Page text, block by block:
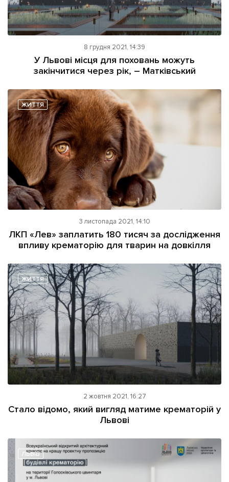
8 грудня 2021, 14:39
У Львові місця для поховань можуть
закінчитися через рік, – Матківський
ЖИТТЯ
3 листопада 2021, 14:10
ЛКП «Лев» заплатить 180 тисяч за дослідження
впливу крематорію для тварин на довкілля
ЖИТТЯ
2 жовтня 2021, 16:27
Стало відомо, який вигляд матиме крематорій у
Львові
ЛЬВІВ